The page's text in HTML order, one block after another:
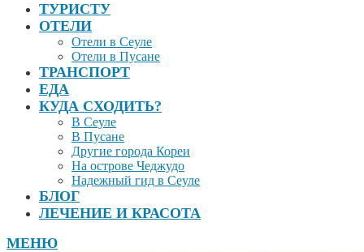
ТУРИСТУ
ОТЕЛИ
Отели в Сеуле
Отели в Пусане
ТРАНСПОРТ
ЕДА
КУДА СХОДИТЬ?
В Сеуле
В Пусане
Другие города Кореи
На острове Чеджудо
Надежный гид в Сеуле
БЛОГ
ЛЕЧЕНИЕ И КРАСОТА
МЕНЮ